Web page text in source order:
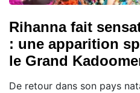
Rihanna fait
: une apparition
le Grand
De retour dans son pays